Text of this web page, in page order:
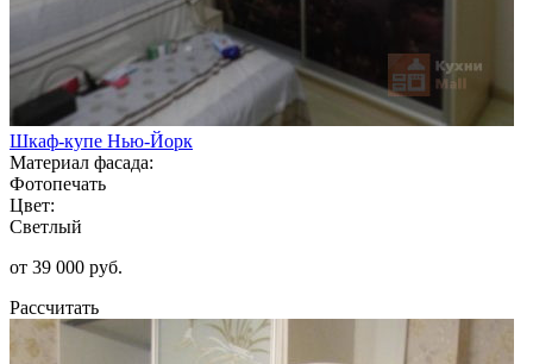
Шкаф-купе Нью-Йорк
Материал фасада:
Фотопечать
Цвет:
Светлый
от 39 000 руб.
Рассчитать